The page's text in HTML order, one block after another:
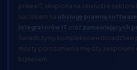
prawa IT, skupiona na obsłudze sektora
naciskiem na obsługę prawną software
Integratorów IT oraz zamawiających
Świadczymy kompleksowe doradztwo
mosty porozumienia między
biznesem.